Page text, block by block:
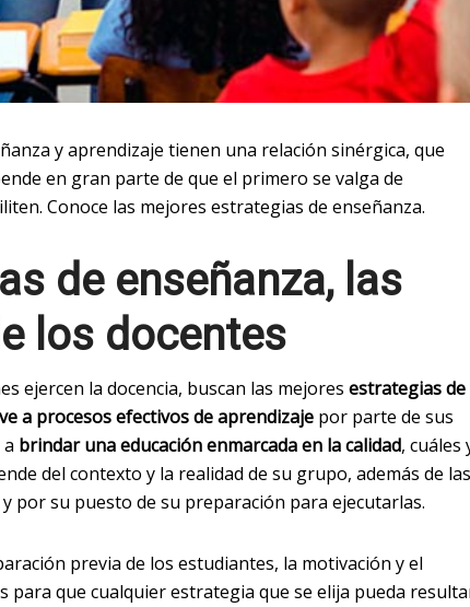
y aprendizaje tienen una relación sinérgica, que
en gran parte de que el primero se valga de
Conoce las mejores estrategias de enseñanza.
de enseñanza, las
los docentes
ejercen la docencia, buscan las mejores estrategias de
a procesos efectivos de aprendizaje por parte de sus
brindar una educación enmarcada en la calidad, cuáles
del contexto y la realidad de su grupo, además de las
por su puesto de su preparación para ejecutarlas.
previa de los estudiantes, la motivación y el
para que cualquier estrategia que se elija pueda